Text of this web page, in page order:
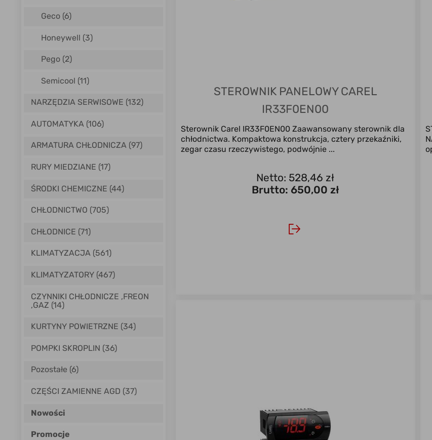
Geco (6)
Honeywell (3)
Pego (2)
Semicool (11)
NARZĘDZIA SERWISOWE (132)
AUTOMATYKA (106)
ARMATURA CHŁODNICZA (97)
RURY MIEDZIANE (17)
ŚRODKI CHEMICZNE (44)
CHŁODNICTWO (705)
CHŁODNICE (71)
KLIMATYZACJA (561)
KLIMATYZATORY (467)
CZYNNIKI CHŁODNICZE ,FREON
,GAZ (14)
KURTYNY POWIETRZNE (34)
POMPKI SKROPLIN (36)
Pozostałe (6)
CZĘŚCI ZAMIENNE AGD (37)
Nowości
Promocje
STEROWNIK PANELOWY CAREL
IR33F0EN00
Sterownik Carel IR33F0EN00 Zaawansowany sterownik dla
chłodnictwa. Kompaktowa konstrukcja, cztery przekaźniki,
zegar czasu rzeczywistego, podwójnie ...
Netto: 528,46 zł
Brutto: 650,00 zł